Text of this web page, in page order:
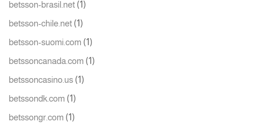
betsson-brasil.net (1)
betsson-chile.net (1)
betsson-suomi.com (1)
betssoncanada.com (1)
betssoncasino.us (1)
betssondk.com (1)
betssongr.com (1)